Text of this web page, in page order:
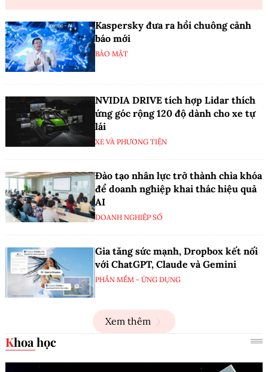
Kaspersky đưa ra hồi chuông cảnh
báo mới
BẢO MẬT
NVIDIA DRIVE tích hợp Lidar thích
ứng góc rộng 120 độ dành cho xe tự
lái
XE VÀ PHƯƠNG TIỆN
Đào tạo nhân lực trở thành chìa khóa
để doanh nghiệp khai thác hiệu quả
AI
DOANH NGHIỆP SỐ
Gia tăng sức mạnh, Dropbox kết nối
với ChatGPT, Claude và Gemini
PHẦN MỀM - ỨNG DỤNG
Xem thêm
Khoa học